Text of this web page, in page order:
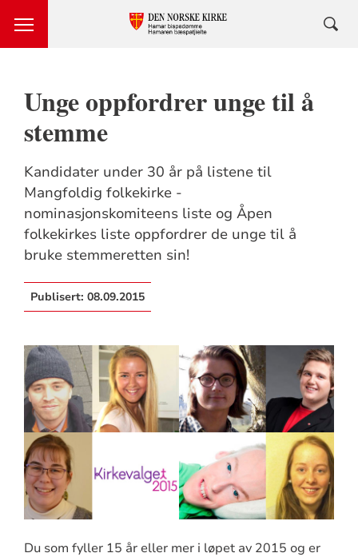
Unge oppfordrer unge til å
stemme
Kandidater under 30 år på listene til
Mangfoldig folkekirke -
nominasjonskomiteens liste og Åpen
folkekirkes liste oppfordrer de unge til å
bruke stemmeretten sin!
Publisert: 08.09.2015
Du som fyller 15 år eller mer i løpet av 2015 og er